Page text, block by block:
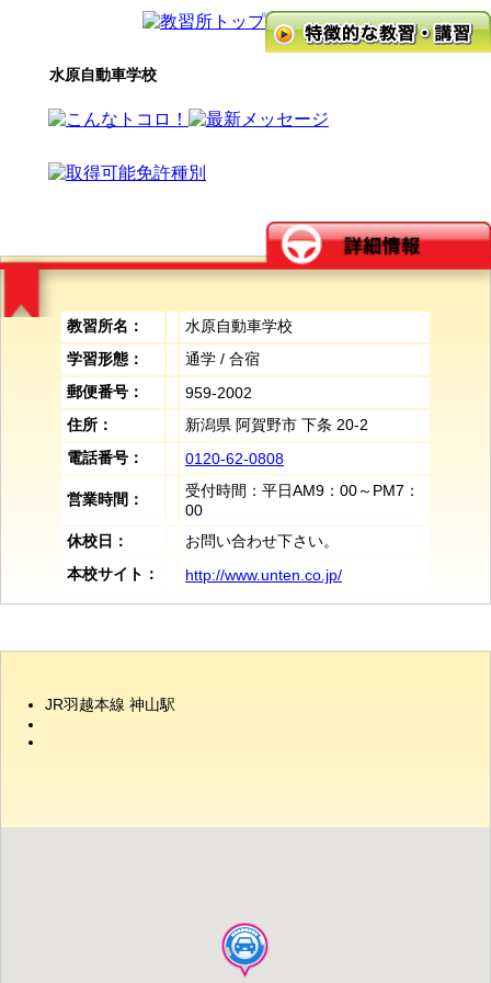
水原自動車学校
教習所名：
水原自動車学校
学習形態：
通学 / 合宿
郵便番号：
959-2002
住所：
新潟県 阿賀野市 下条 20-2
電話番号：
0120-62-0808
営業時間：
受付時間：平日AM9：00～PM7：
00
休校日：
お問い合わせ下さい。
本校サイト：
http://www.unten.co.jp/
JR羽越本線 神山駅